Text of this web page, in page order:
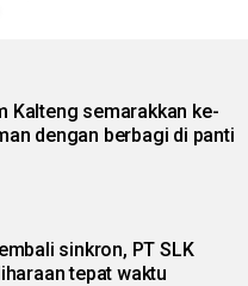
Kalteng semarakkan ke-
dengan berbagi di panti
sinkron, PT SLK
tepat waktu